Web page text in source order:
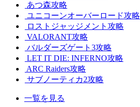
あつ森攻略
ユニコーンオーバーロード攻略
ロストジャッジメント攻略
VALORANT攻略
バルダーズゲート3攻略
LET IT DIE: INFERNO攻略
ARC Raiders攻略
サブノーティカ2攻略
一覧を見る